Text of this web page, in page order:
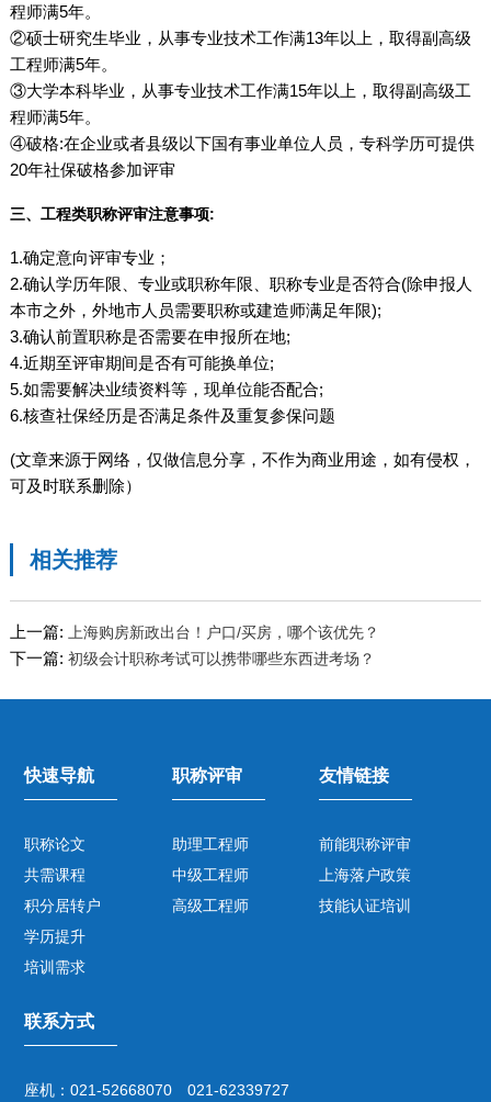
程师满5年。
②硕士研究生毕业，从事专业技术工作满13年以上，取得副高级
工程师满5年。
③大学本科毕业，从事专业技术工作满15年以上，取得副高级工
程师满5年。
④破格:在企业或者县级以下国有事业单位人员，专科学历可提供
20年社保破格参加评审
三、工程类职称评审注意事项:
1.确定意向评审专业；
2.确认学历年限、专业或职称年限、职称专业是否符合(除申报人
本市之外，外地市人员需要职称或建造师满足年限);
3.确认前置职称是否需要在申报所在地;
4.近期至评审期间是否有可能换单位;
5.如需要解决业绩资料等，现单位能否配合;
6.核查社保经历是否满足条件及重复参保问题
(文章来源于网络，仅做信息分享，不作为商业用途，如有侵权，
可及时联系删除）
相关推荐
上一篇: 上海购房新政出台！户口/买房，哪个该优先？
下一篇: 初级会计职称考试可以携带哪些东西进考场？
快速导航
职称论文
共需课程
积分居转户
学历提升
培训需求
职称评审
助理工程师
中级工程师
高级工程师
友情链接
前能职称评审
上海落户政策
技能认证培训
联系方式
座机：021-52668070 021-62339727